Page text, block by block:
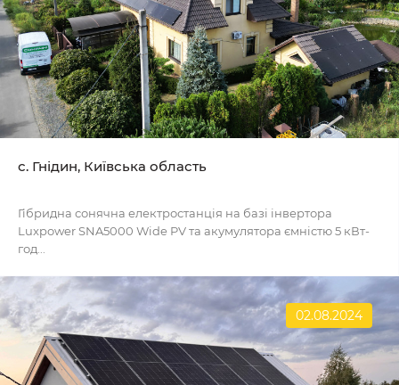
с. Гнідин, Київська область
Гібридна сонячна електростанція на базі інвертора
Luxpower SNA5000 Wide PV та акумулятора ємністю 5 кВт-
год...
02.08.2024